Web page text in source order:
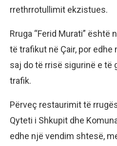
rrethrrotullimit ekzistues.
Rruga “Ferid Murati” është
të trafikut në Çair, por
saj do të rrisë sigurinë e të
trafik.
Përveç restaurimit të
Qyteti i Shkupit dhe
edhe një vendim shtesë,